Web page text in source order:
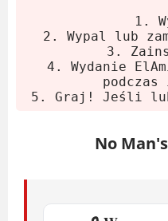
Wymagania
System:
Karta
Miejsce na
1.
2. Wypal lub
3.
4. Wydanie
5. Graj! Jeśli
No